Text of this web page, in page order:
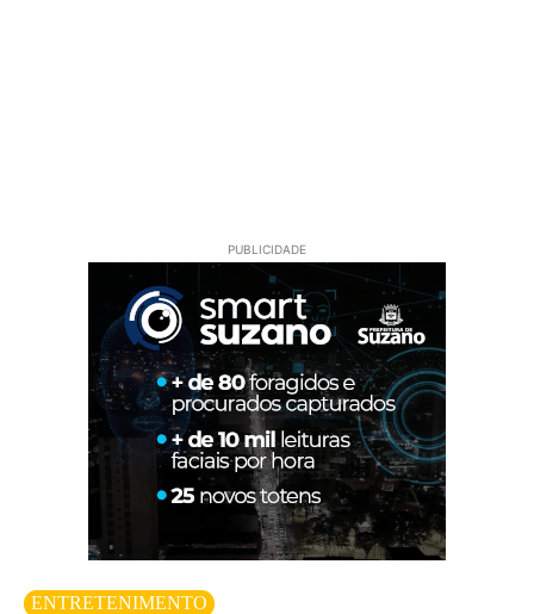
PUBLICIDADE
ENTRETENIMENTO